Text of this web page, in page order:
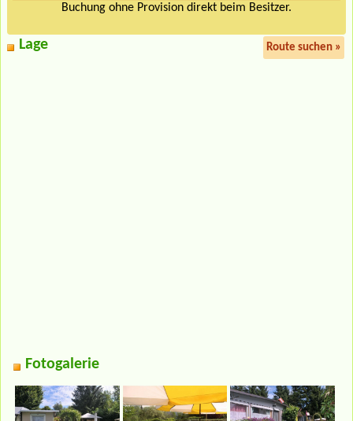
Buchung ohne Provision direkt beim Besitzer.
Lage Route suchen »
Fotogalerie